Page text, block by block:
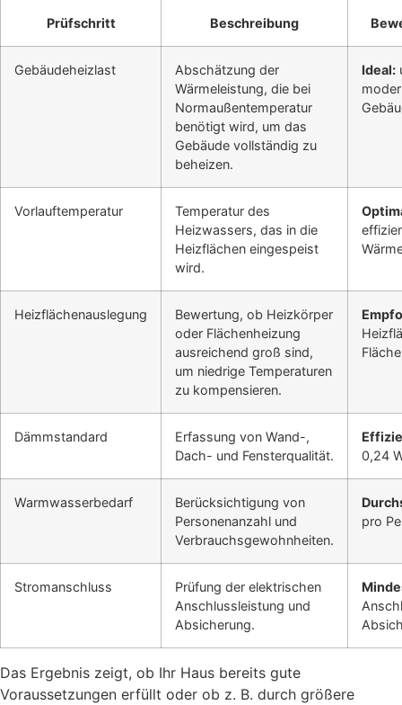
Prüfschritt Beschreibung
Gebäudeheizlast
Abschätzung der
Wärmeleistung, die bei
Normaußentemperatur
benötigt wird, um das
Gebäude vollständig zu
beheizen.
Ideal:
Vorlauftemperatur
Temperatur des
Heizwassers, das in die
Heizflächen eingespeist
wird.
Heizflächenauslegung
Bewertung, ob Heizkörper
oder Flächenheizung
ausreichend groß sind,
um niedrige Temperaturen
zu kompensieren.
Dämmstandard
Erfassung von Wand-,
Dach- und Fensterqualität.
0,24
Warmwasserbedarf
Berücksichtigung von
Personenanzahl und
Verbrauchsgewohnheiten.
pro
Stromanschluss
Prüfung der elektrischen
Anschlussleistung und
Absicherung.
Das Ergebnis zeigt, ob Ihr Haus bereits gute
Voraussetzungen erfüllt oder ob z. B. durch größere